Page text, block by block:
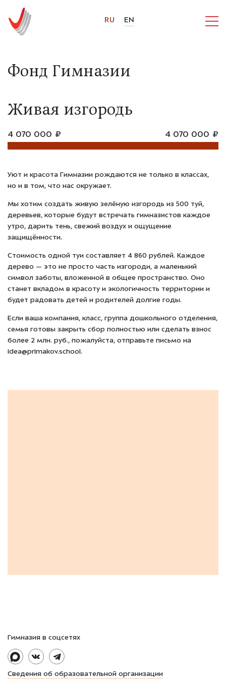
RU EN
Фонд Гимназии
Живая изгородь
4 070 000 ₽ 4 070 000 ₽
Уют и красота Гимназии рождаются не только в классах,
но и в том, что нас окружает.
Мы хотим создать живую зелёную изгородь из 500 туй,
деревьев, которые будут встречать гимназистов каждое
утро, дарить тень, свежий воздух и ощущение
защищённости.
Стоимость одной туи составляет 4 860 рублей. Каждое
дерево — это не просто часть изгороди, а маленький
символ заботы, вложенной в общее пространство. Оно
станет вкладом в красоту и экологичность территории и
будет радовать детей и родителей долгие годы.
Если ваша компания, класс, группа дошкольного отделения,
семья готовы закрыть сбор полностью или сделать взнос
более 2 млн. руб., пожалуйста, отправьте письмо на
idea@primakov.school.
Сведения об образовательной организации
Гимназия в соцсетях